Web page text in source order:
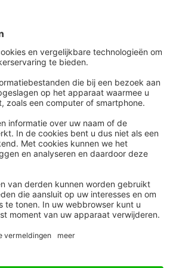
het protest zelf, maar zijn
arbeidsrelatie.
Meer
HR Academy
HR Podcast
CHRO
HR Day